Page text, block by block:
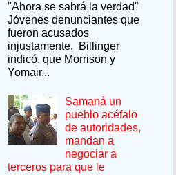
"Ahora se sabrá la verdad"
Jóvenes denunciantes que
fueron acusados
injustamente. Billinger
indicó, que Morrison y
Yomair...
Samaná un
pueblo acéfalo
de autoridades,
mandan a
negociar a
terceros para que le